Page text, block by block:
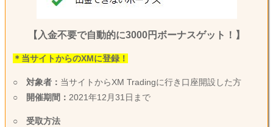
【入金不要で自動的に3000円ボーナスゲット！】
＊当サイトからのXMに登録！
○ 対象者： 当サイトからXM Tradingに行き口座開設した方
○
開催期間： 2021年12月31日まで
○ 受取方法